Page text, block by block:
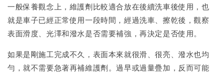
一般保養觀念上，維護劑比較適合放在後續洗車後使用，也
就是車子已經正常使用一段時間，經過洗車、擦乾後，觀察
表面滑度、光澤和潑水是否需要補強，再決定是否使用。
如果是剛施工完成不久，表面本來就很滑、很亮、潑水也均
勻，就不需要急著再補維護劑。過早或過量疊加，反而可能